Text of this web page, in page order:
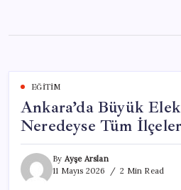
content
EĞITIM
Ankara’da Büyük
Neredeyse Tüm
By Ayşe Arslan
11 Mayıs 2026
2 Min Read